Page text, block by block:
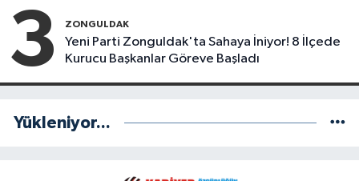
3 ZONGULDAK
Yeni Parti Zonguldak'ta Sahaya İniyor! 8 İlçede
Kurucu Başkanlar Göreve Başladı
Yükleniyor...